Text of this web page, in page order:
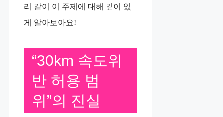
리 같이 이 주제에 대해 깊이 있
게 알아보아요!
“30km 속도위
반 허용 범
위”의 진실